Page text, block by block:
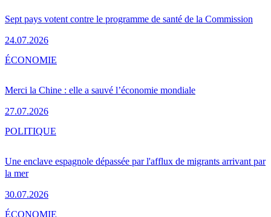
Sept pays votent contre le programme de santé de la Commission
24.07.2026
Merci la Chine : elle a sauvé l’économie mondiale
27.07.2026
ÉCONOMIE
Une enclave espagnole dépassée par l'afflux de migrants arrivant par
la mer
30.07.2026
POLITIQUE
ÉCONOMIE